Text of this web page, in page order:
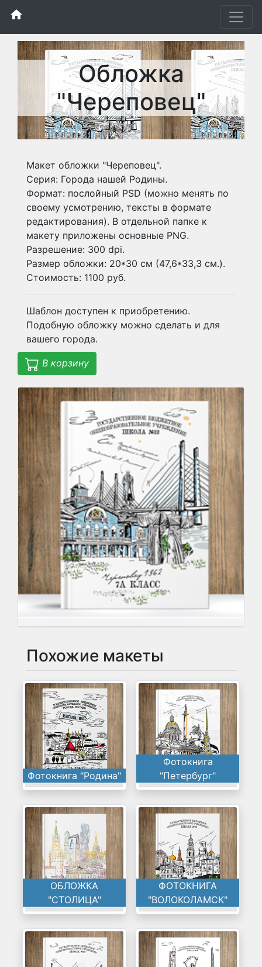
home
Обложка
"Череповец"
Макет обложки "Череповец".
Серия: Города нашей Родины.
Формат: послойный PSD (можно менять по
своему усмотрению, тексты в формате
редактирования). В отдельной папке к
макету приложены основные PNG.
Разрешение: 300 dpi.
Размер обложки: 20*30 см (47,6*33,3 см.).
Стоимость: 1100 руб.
Шаблон доступен к приобретению.
Подобную обложку можно сделать и для
вашего города.
В корзину
Похожие макеты
Фотокнига "Родина"
Фотокнига
"Петербург"
ОБЛОЖКА
"СТОЛИЦА"
ФОТОКНИГА
"ВОЛОКОЛАМСК"